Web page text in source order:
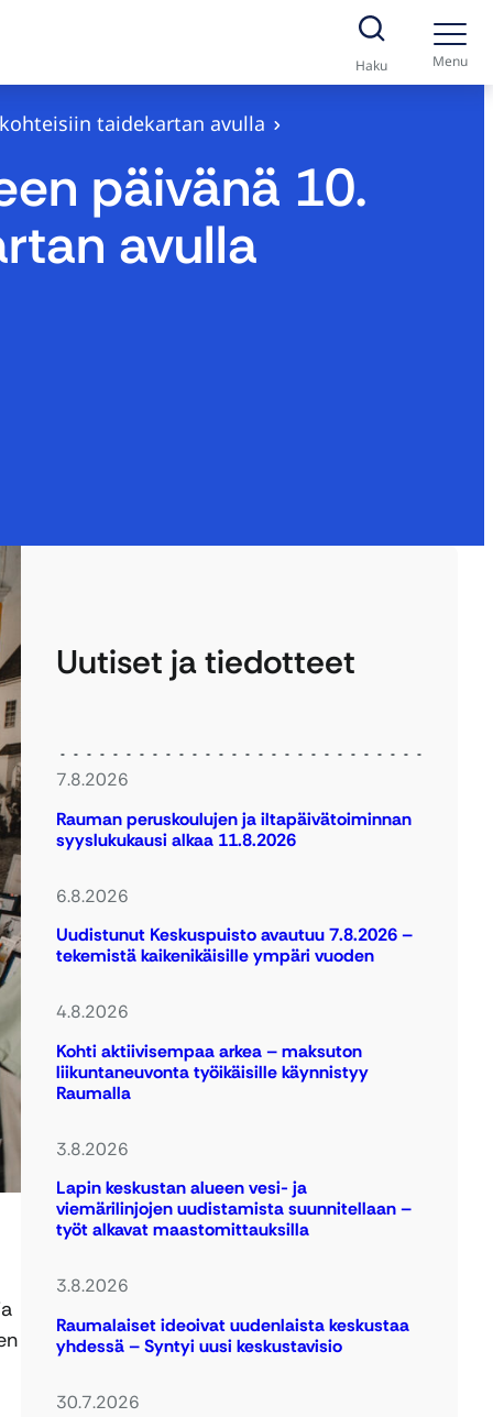
Haku Menu
taidekartan avulla
päivänä 10.
avulla
Uutiset ja tiedotteet
7.8.2026
Rauman peruskoulujen ja iltapäivätoiminnan
syyslukukausi alkaa 11.8.2026
6.8.2026
Uudistunut Keskuspuisto avautuu 7.8.2026 –
tekemistä kaikenikäisille ympäri vuoden
4.8.2026
Kohti aktiivisempaa arkea – maksuton
liikuntaneuvonta työikäisille käynnistyy
Raumalla
3.8.2026
Lapin keskustan alueen vesi- ja
viemärilinjojen uudistamista suunnitellaan –
työt alkavat maastomittauksilla
3.8.2026
Raumalaiset ideoivat uudenlaista keskustaa
yhdessä – Syntyi uusi keskustavisio
30.7.2026